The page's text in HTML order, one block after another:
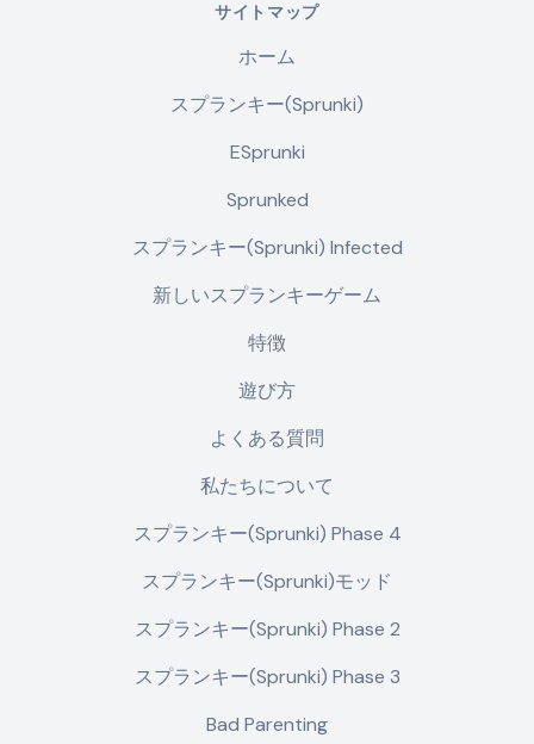
サイトマップ
ホーム
スプランキー(Sprunki)
ESprunki
Sprunked
スプランキー(Sprunki) Infected
新しいスプランキーゲーム
特徴
遊び方
よくある質問
私たちについて
スプランキー(Sprunki) Phase 4
スプランキー(Sprunki)モッド
スプランキー(Sprunki) Phase 2
スプランキー(Sprunki) Phase 3
Bad Parenting